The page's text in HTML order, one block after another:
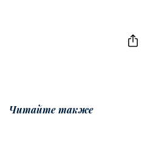
Читайте также